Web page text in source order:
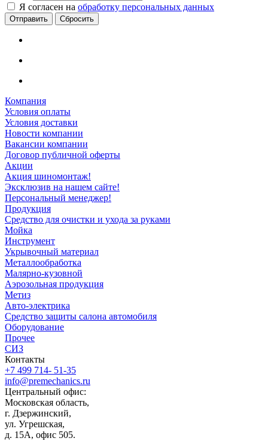
Я согласен на обработку персональных данных
Сбросить
Компания
Условия оплаты
Условия доставки
Новости компании
Вакансии компании
Договор публичной оферты
Акции
Акция шиномонтаж!
Эксклюзив на нашем сайте!
Персональный менеджер!
Продукция
Средство для очистки и ухода за руками
Мойка
Инструмент
Укрывочный материал
Металлообработка
Малярно-кузовной
Аэрозольная продукция
Метиз
Авто-электрика
Средство защиты салона автомобиля
Оборудование
Прочее
СИЗ
Контакты
+7 499 714- 51-35
info@premechanics.ru
Центральный офис:
Московская область,
г. Дзержинский,
ул. Угрешская,
д. 15А, офис 505.